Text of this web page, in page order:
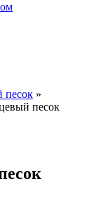
песок »
песок